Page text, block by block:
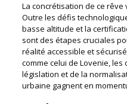
La concrétisation de ce rêve
Outre les défis
basse altitude et la
sont des étapes cruciales
réalité accessible et
comme celui de Lovenie,
législation et de la
urbaine gagnent en